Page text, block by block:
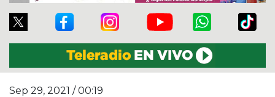
Sep 29, 2021 / 00:19